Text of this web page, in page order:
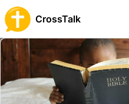
CrossTalk
Inicio
Archivo de Preguntas
Nuevo Testamento
Epístolas Paulinas